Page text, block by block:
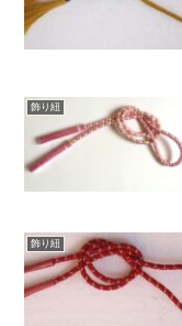
飾り紐
飾り紐